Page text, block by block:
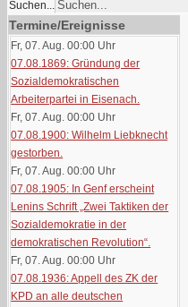
Suchen...
Termine/Ereignisse
Fr, 07. Aug. 00:00 Uhr
07.08.1869: Gründung der
Sozialdemokratischen
Arbeiterpartei in Eisenach.
Fr, 07. Aug. 00:00 Uhr
07.08.1900: Wilhelm Liebknecht
gestorben.
Fr, 07. Aug. 00:00 Uhr
07.08.1905: In Genf erscheint
Lenins Schrift „Zwei Taktiken der
Sozialdemokratie in der
demokratischen Revolution“.
Fr, 07. Aug. 00:00 Uhr
07.08.1936: Appell des ZK der
KPD an alle deutschen